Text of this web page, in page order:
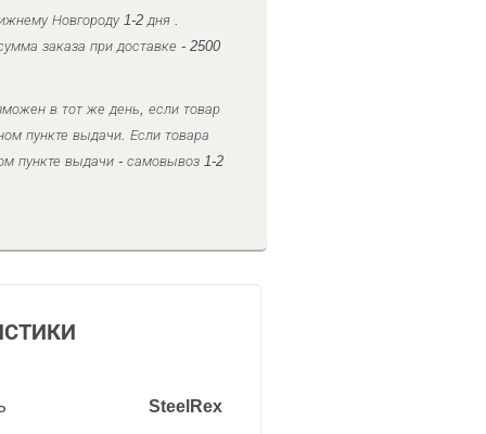
Новгороду 1-2 дня .
заказа при доставке - 2500
в тот же день, если товар
пункте выдачи. Если товара
пункте выдачи - самовывоз 1-2
SteelRex